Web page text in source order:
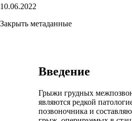
10.06.2022
Закрыть метаданные
Введение
Грыжи грудных
являются редкой
позвоночника и